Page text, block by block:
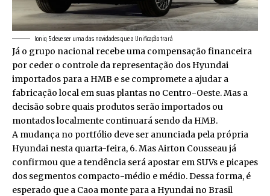
Ioniq 5 deve ser uma das novidades que a Unificação trará
Já o grupo nacional recebe uma compensação financeira
por ceder o controle da representação dos Hyundai
importados para a HMB e se compromete a ajudar a
fabricação local em suas plantas no Centro-Oeste. Mas a
decisão sobre quais produtos serão importados ou
montados localmente continuará sendo da HMB.
A mudança no portfólio deve ser anunciada pela própria
Hyundai nesta quarta-feira, 6. Mas Airton Cousseau já
confirmou que a tendência será apostar em SUVs e picapes
dos segmentos compacto-médio e médio. Dessa forma, é
esperado que a Caoa monte para a Hyundai no Brasil